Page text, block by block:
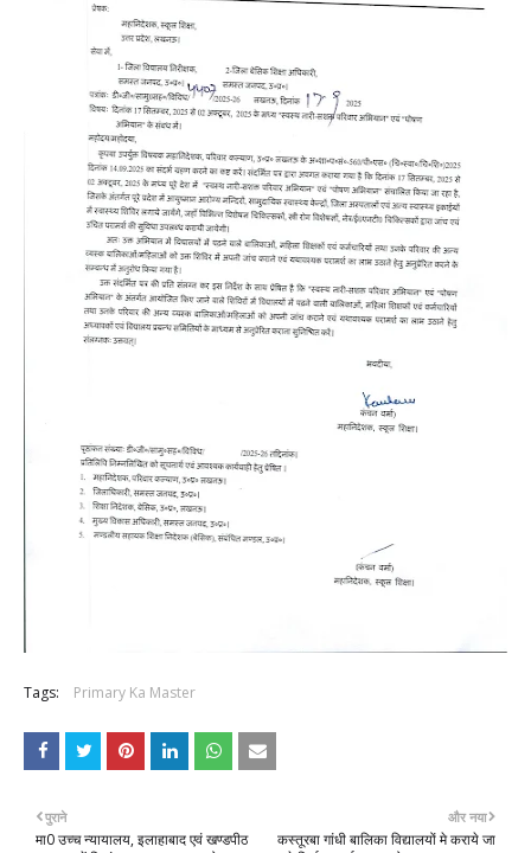
Tags: Primary Ka Master
और नया
कस्तूरबा गांधी बालिका विद्यालयों मे कराये जा
पुराने
मा0 उच्च न्यायालय, इलाहाबाद एवं खण्डपीठ